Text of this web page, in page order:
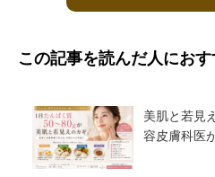
この記事を読んだ人にお
美肌と若見
容皮膚科医